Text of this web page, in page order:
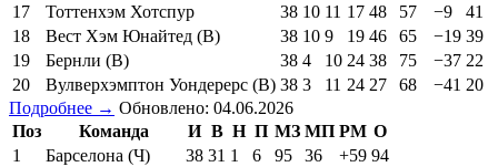
17
Тоттенхэм Хотспур 38 10 11 17 48 57 −9
41
18
Вест Хэм Юнайтед (В) 38 10 9 19 46 65 −19 39
19
Бернли (В) 38 4 10 24 38 75 −37 22
20
Вулверхэмптон Уондерерс (В) 38 3 11 24 27 68 −41 20
Подробнее → Обновлено: 04.06.2026
Поз
Команда И В Н П МЗ МП РМ О
1
Барселона (Ч) 38 31 1 6 95 36 +59 94